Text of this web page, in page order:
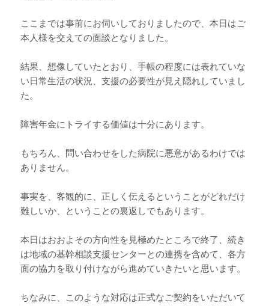
ここまでは事前にお伺いしておりましたので、本日はご
本人様を交えての面談となりました。
結果、想像していたとおり、手帳の程度には表れていな
い日常生活の状況、支援の必要性が見え隠れしていまし
た。
障害年金にトライする価値は十分にあります。
もちろん、問い合わせをした病院に悪意があるわけでは
ありません。
事実を、客観的に、正しく伝えるということがどれだけ
難しいか、ということの裏返しでもあります。
本日はおおよその方向性を見極めたところで終了、続き
は地域の基幹相談支援センターとの連携を含めて、各方
面の協力を取り付けながら進めていきたいと思います。
ちなみに、このような対応は正式なご契約をいただいて